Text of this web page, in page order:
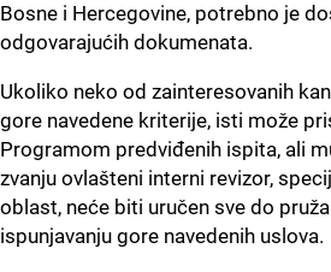
Bosne i Hercegovine, potrebno je
odgovarajućih dokumenata.
Ukoliko neko od zainteresovanih
gore navedene kriterije, isti može
Programom predviđenih ispita, ali
zvanju ovlašteni interni revizor,
oblast, neće biti uručen sve do
ispunjavanju gore navedenih uslova.